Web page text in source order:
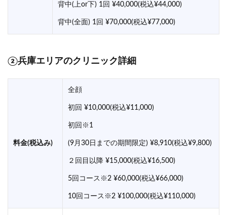
背中(上or下) 1回 ¥40,000(税込¥44,000)
背中(全面) 1回 ¥70,000(税込¥77,000)
②兵庫エリアのクリニック詳細
料金(税込み)
全顔
初回 ¥10,000(税込¥11,000)
初回※1
(9月30日までの期間限定) ¥8,910(税込¥9,800)
２回目以降 ¥15,000(税込¥16,500)
5回コース※2 ¥60,000(税込¥66,000)
10回コース※2 ¥100,000(税込¥110,000)